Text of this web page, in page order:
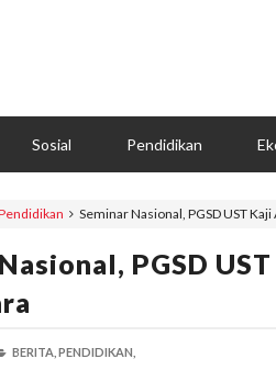
Sosial Pendidikan
Seminar Nasional, PGSD UST
PGSD
BERITA, PENDIDIKAN,